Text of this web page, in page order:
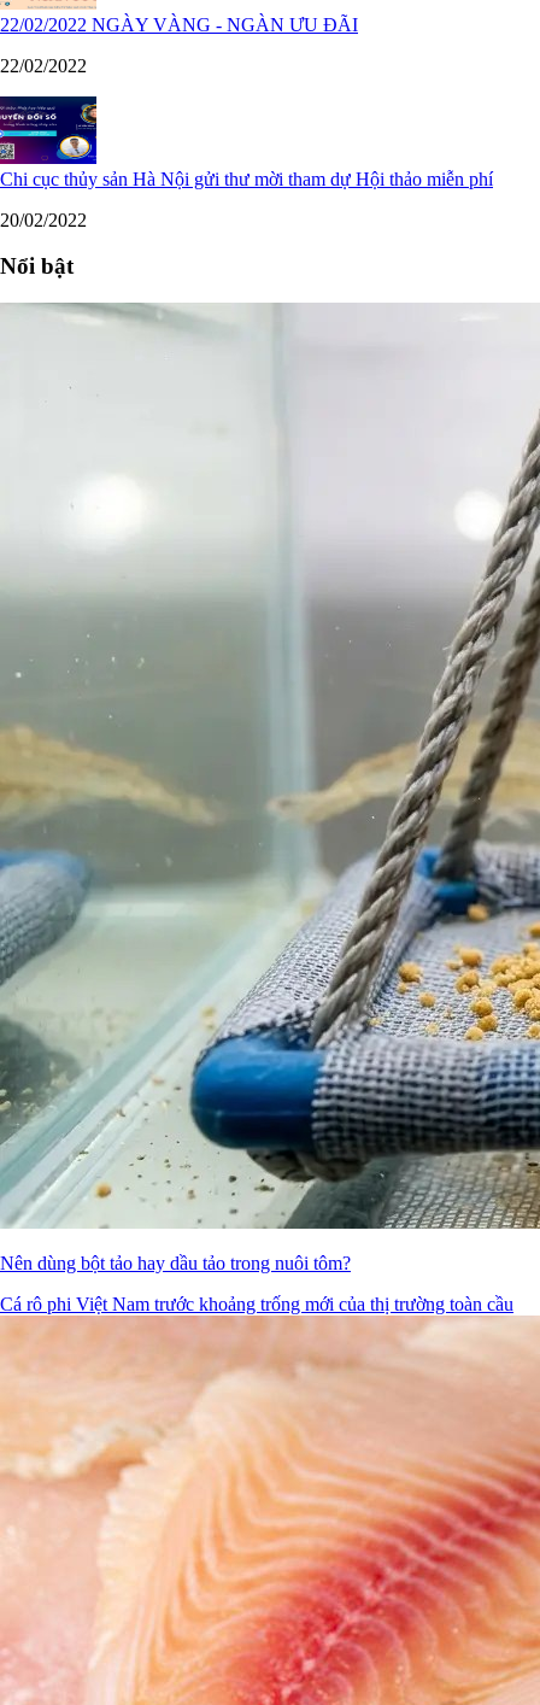
22/02/2022 NGÀY VÀNG - NGÀN ƯU ĐÃI
22/02/2022
Chi cục thủy sản Hà Nội gửi thư mời tham dự Hội thảo miễn phí
20/02/2022
Nổi bật
Nên dùng bột tảo hay dầu tảo trong nuôi tôm?
Cá rô phi Việt Nam trước khoảng trống mới của thị trường toàn cầu